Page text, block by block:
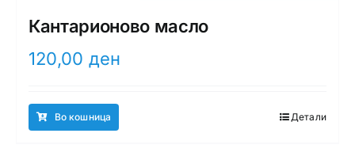
Кантарионово масло
120,00 ден
Во кошница Детали